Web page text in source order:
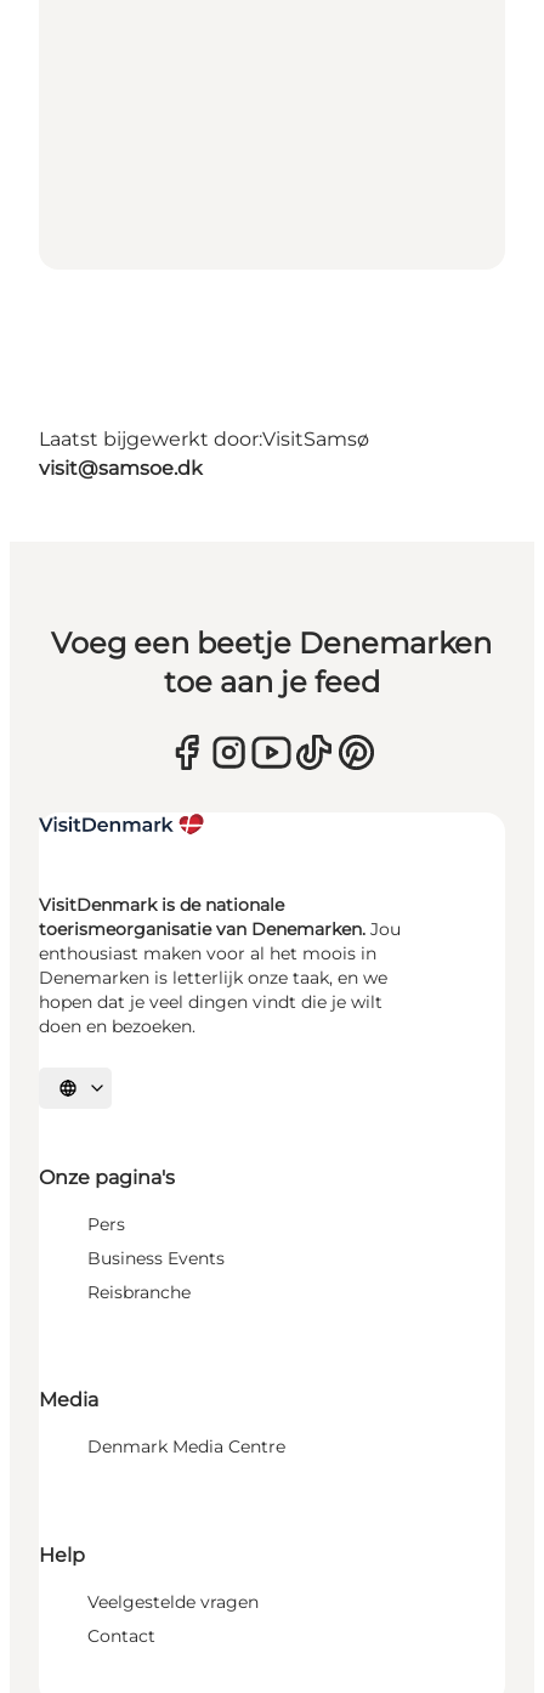
Laatst bijgewerkt door:VisitSamsø
visit@samsoe.dk
Voeg een beetje Denemarken
toe aan je feed
VisitDenmark is de nationale
toerismeorganisatie van Denemarken. Jou
enthousiast maken voor al het moois in
Denemarken is letterlijk onze taak, en we
hopen dat je veel dingen vindt die je wilt
doen en bezoeken.
Selecteer taal
Onze pagina's
Pers
Business Events
Reisbranche
Media
Denmark Media Centre
Help
Veelgestelde vragen
Contact